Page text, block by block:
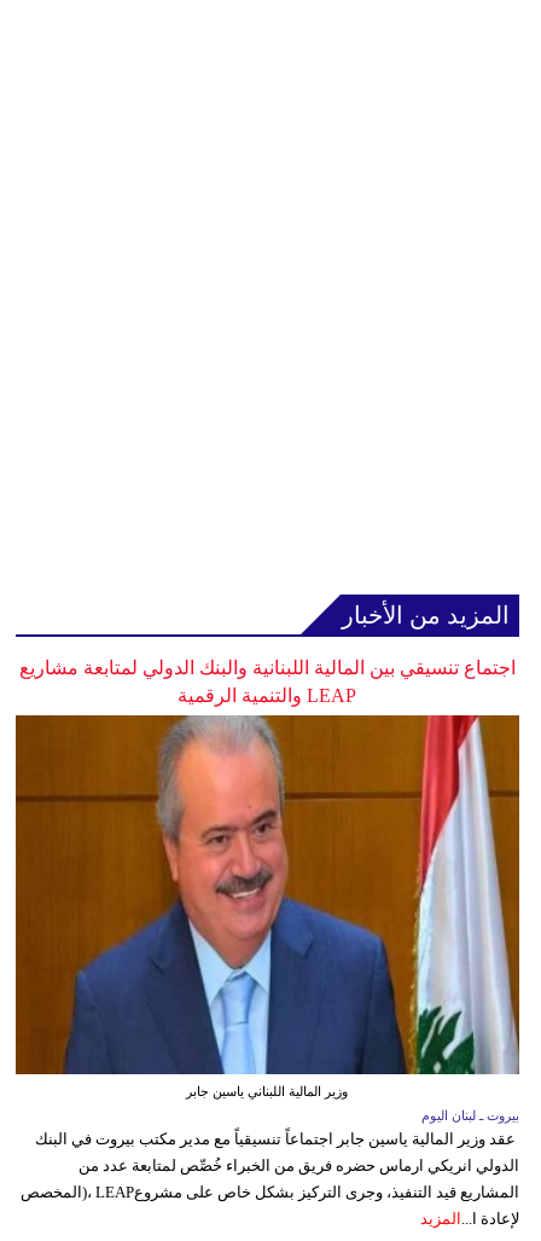
المزيد من الأخبار
اجتماع تنسيقي بين المالية اللبنانية والبنك الدولي لمتابعة مشاريع
LEAP والتنمية الرقمية
وزير المالية اللبناني ياسين جابر
بيروت ـ لبنان اليوم
عقد وزير المالية ياسين جابر اجتماعاً تنسيقياً مع مدير مكتب بيروت في البنك
الدولي انريكي ارماس حضره فريق من الخبراء خُصِّص لمتابعة عدد من
المشاريع قيد التنفيذ، وجرى التركيز بشكل خاص على مشروعLEAP ،(المخصص
لإعادة ا... المزيد